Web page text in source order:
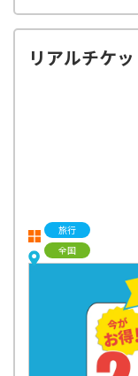
リアルチケッ
旅行
全国